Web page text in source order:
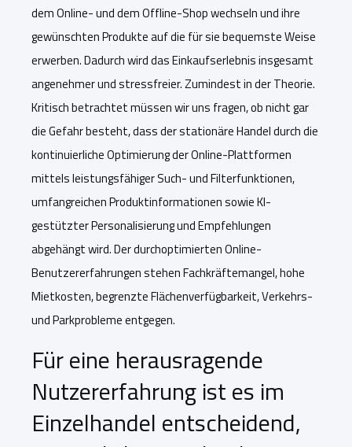
dem Online- und dem Offline-Shop wechseln und ihre
gewünschten Produkte auf die für sie bequemste Weise
erwerben. Dadurch wird das Einkaufserlebnis insgesamt
angenehmer und stressfreier. Zumindest in der Theorie.
Kritisch betrachtet müssen wir uns fragen, ob nicht gar
die Gefahr besteht, dass der stationäre Handel durch die
kontinuierliche Optimierung der Online-Plattformen
mittels leistungsfähiger Such- und Filterfunktionen,
umfangreichen Produktinformationen sowie KI-
gestützter Personalisierung und Empfehlungen
abgehängt wird. Der durchoptimierten Online-
Benutzererfahrungen stehen Fachkräftemangel,hohe
Mietkosten, begrenzte Flächenverfügbarkeit, Verkehrs-
und Parkprobleme entgegen.
Für eine herausragende
Nutzererfahrung ist es im
Einzelhandel entscheidend,